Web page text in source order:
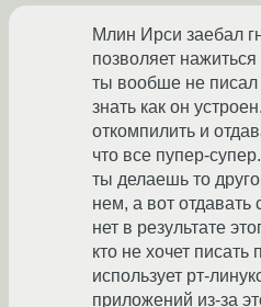
Млин Ирси заебал
позволяет
ты вообше не
знать как он
откомпилить и
что все пупер-
ты делаешь то
нем, а вот отдавать
нет в результате
кто не хочет писать
использует рт-
приложений из-за